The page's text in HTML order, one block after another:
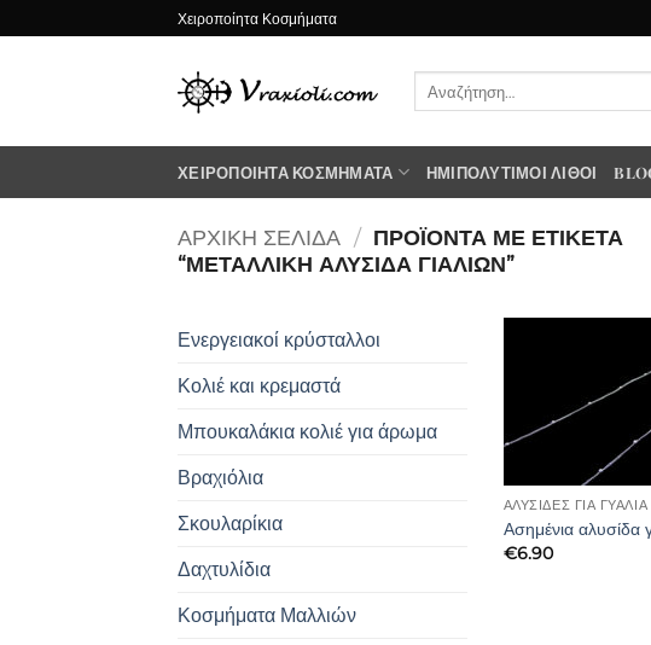
στο
Χειροποίητα Κοσμήματα
ΧΕΙΡΟΠΟΊΗΤΑ ΚΟΣΜΉΜΑΤΑ ΗΜΙΠΟΛΎΤΙΜΟΙ ΛΊΘΟΙ
ΑΡΧΙΚΉ ΣΕΛΊΔΑ / ΠΡΟΪΌΝΤΑ ΜΕ ΕΤΙΚΈΤΑ
“ΜΕΤΑΛΛΙΚΗ ΑΛΥΣΙΔΑ ΓΙΑΛΙΩΝ”
Ενεργειακοί κρύσταλλοι
Κολιέ και κρεμαστά
Μπουκαλάκια κολιέ για άρωμα
Βραχιόλια
Σκουλαρίκια
Δαχτυλίδια
Κοσμήματα Μαλλιών
ΑΛΥΣΊΔΕΣ ΓΙΑ
Ασημένια αλυσίδα
€6.90